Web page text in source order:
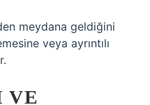
meydana geldiğini
veya ayrıntılı
VE